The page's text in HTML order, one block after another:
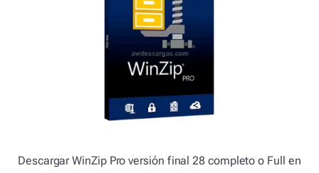
Descargar WinZip Pro versión final 28 completo o Full en